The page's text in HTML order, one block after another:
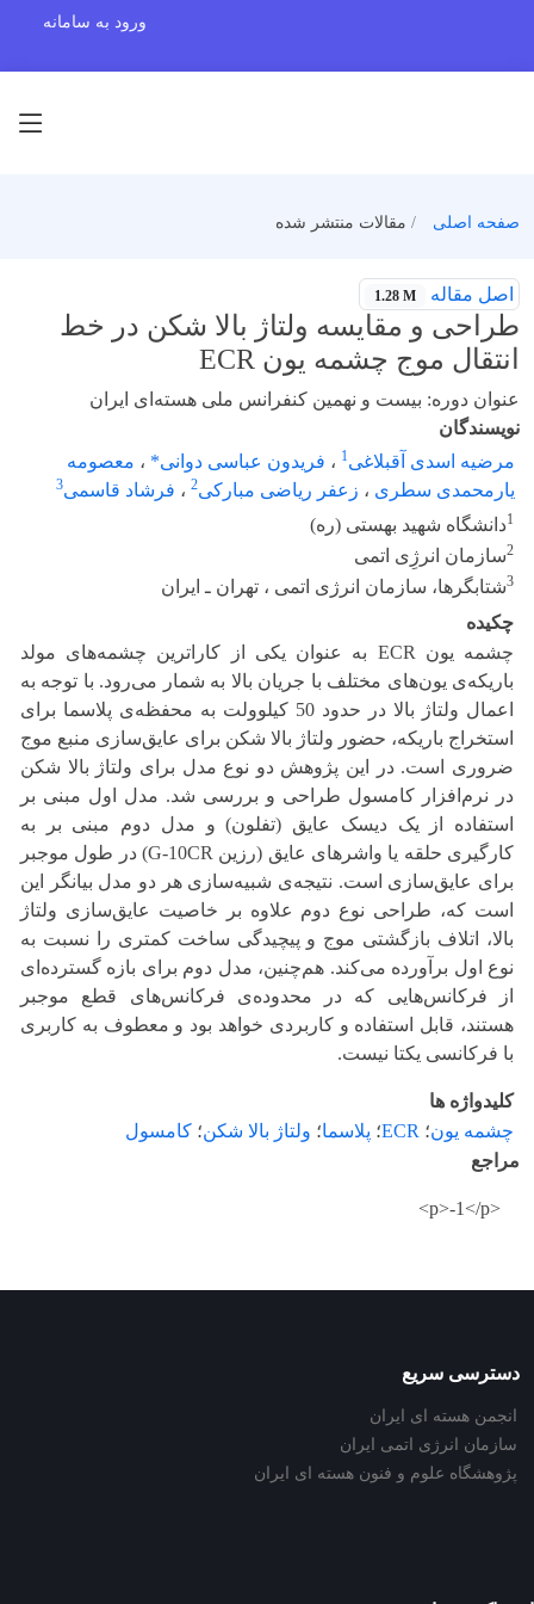
ورود به سامانه
صفحه اصلی مقالات منتشر شده
اصل مقاله 1.28 M
طراحی و مقایسه ولتاژ بالا شکن در خط
انتقال موج چشمه یون ECR
عنوان دوره: بیست و نهمین کنفرانس ملی هسته‌ای ایران
نویسندگان
مرضیه اسدی آقبلاغی1 ، فریدون عباسی دوانی* ، معصومه
یارمحمدی سطری ، زعفر ریاضی مبارکی2 ، فرشاد قاسمی3
1دانشگاه شهید بهستی (ره)
2سازمان انرژِی اتمی
3شتابگرها، سازمان انرژی اتمی ، تهران ـ ایران
چکیده
چشمه یون ECR به عنوان یکی از کاراترین چشمه‌های مولد
باریکه‌‌ی یون‌های مختلف با جریان بالا به شمار می‌رود. با توجه به
اعمال ولتاژ بالا در حدود 50 کیلوولت به محفظه‌ی پلاسما برای
استخراج باریکه، حضور ولتاژ بالا شکن برای عایق‌سازی منبع موج
ضروری است. در این پژوهش دو نوع مدل برای ولتاژ بالا شکن
در نرم‌افزار کامسول طراحی و بررسی شد. مدل اول مبنی بر
استفاده از یک دیسک عایق (تفلون) و مدل دوم مبنی بر به
کارگیری حلقه یا واشرهای عایق (رزین G-10CR) در طول موجبر
برای عایق‌سازی است. نتیجه‌ی شبیه‌سازی هر دو مدل بیانگر این
است که، طراحی نوع دوم علاوه بر خاصیت عایق‌سازی ولتاژ
بالا، اتلاف بازگشتی موج و پیچیدگی ساخت کمتری را نسبت به
نوع اول برآورده می‌کند. هم‌چنین، مدل دوم برای بازه گسترده‌ای
از فرکانس‌هایی که در محدوده‌ی فرکانس‌های قطع موجبر
هستند،‌ قابل استفاده و کاربردی خواهد بود و معطوف به کاربری‌
با فرکانسی یکتا نیست.
کلیدواژه ها
چشمه یون؛ ECR؛ پلاسما؛ ولتاژ بالا شکن؛ کامسول
مراجع
<p>-1</p>
دسترسی سریع
انجمن هسته ای ایران
سازمان انرژی اتمی ایران
پژوهشگاه علوم و فنون هسته ای ایران